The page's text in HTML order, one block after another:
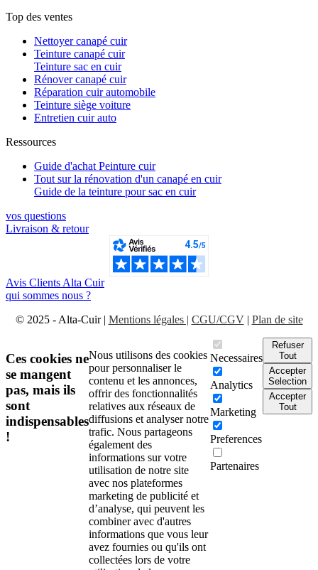
Top des ventes
Nettoyer canapé cuir
Teinture canapé cuir
Teinture sac en cuir
Rénover canapé cuir
Réparation cuir automobile
Teinture siège voiture
Entretien cuir auto
Ressources
Guide d'achat Peinture cuir
Tout sur la rénovation d'un canapé en cuir
Guide de la teinture pour sac en cuir
vos questions​
Livraison & retour
Avis Clients Alta Cuir
qui sommes nous ?
© 2025 - Alta-Cuir | Mentions légales | CGU/CGV| Plan de site
Ces cookies ne
se mangent
pas, mais ils
sont
indispensables
!
Nous utilisons des cookies
pour personnaliser le
contenu et les annonces,
offrir des fonctionnalités
relatives aux réseaux de
diffusions et analyser notre
trafic. Nous partageons
également des
informations sur votre
utilisation de notre site
avec nos plateformes
marketing de publicité et
d’analyse, qui peuvent les
combiner avec d'autres
informations que vous leur
avez fournies ou qu'ils ont
collectées lors de votre
Necessaires
Analytics
Marketing
Preferences
Partenaires
Refuser
Tout
Accepter
Selection
Accepter
Tout